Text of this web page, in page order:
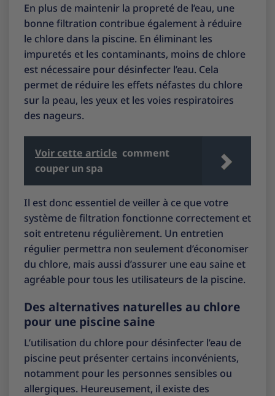
En plus de maintenir la propreté de l’eau, une
bonne filtration contribue également à réduire
le chlore dans la piscine. En éliminant les
impuretés et les contaminants, moins de chlore
est nécessaire pour désinfecter l’eau. Cela
permet de réduire les effets néfastes du chlore
sur la peau, les yeux et les voies respiratoires
des nageurs.
Voir cette article comment
couper un spa
Il est donc essentiel de veiller à ce que votre
système de filtration fonctionne correctement et
soit entretenu régulièrement. Un entretien
régulier permettra non seulement d’économiser
du chlore, mais aussi d’assurer une eau saine et
agréable pour tous les utilisateurs de la piscine.
Des alternatives naturelles au chlore
pour une piscine saine
L’utilisation du chlore pour désinfecter l’eau de
piscine peut présenter certains inconvénients,
notamment pour les personnes sensibles ou
allergiques. Heureusement, il existe des